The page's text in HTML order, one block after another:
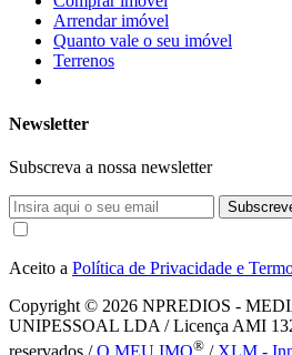
Arrendar imóvel
Quanto vale o seu imóvel
Terrenos
Newsletter
Subscreva a nossa newsletter
Aceito a Política de Privacidade e
Copyright © 2026 NPREDIOS -
UNIPESSOAL LDA / Licença AMI
reservados /O MEU IMO® / XLM -